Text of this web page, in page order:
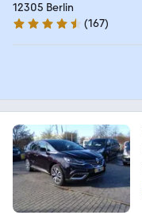
12305 Berlin
4.6 Sterne
(167)